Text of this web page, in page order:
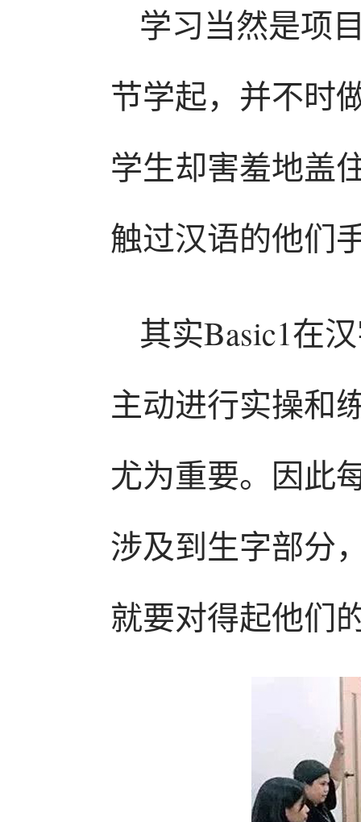
学习当然是项
节学起，并不时
学生却害羞地盖
触过汉语的他们
其实Basic1在
主动进行实操和
尤为重要。因此
涉及到生字部分
就要对得起他们